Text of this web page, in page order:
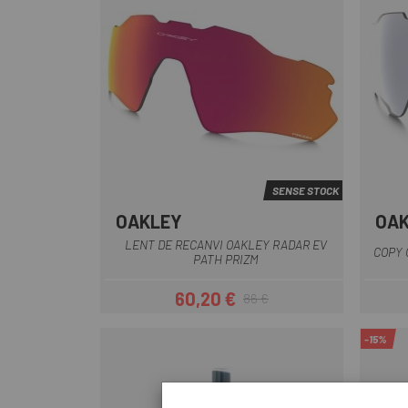
Marró
SENSE STOCK
OAKLEY
LENT DE RECANVI OAKLEY RADAR EV
PATH PRIZM
Preu
60,20 €Preu regular
86 €
COPY
-15%